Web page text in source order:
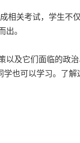
相关考试，学生不
。
及它们面临的政
也可以学习。了